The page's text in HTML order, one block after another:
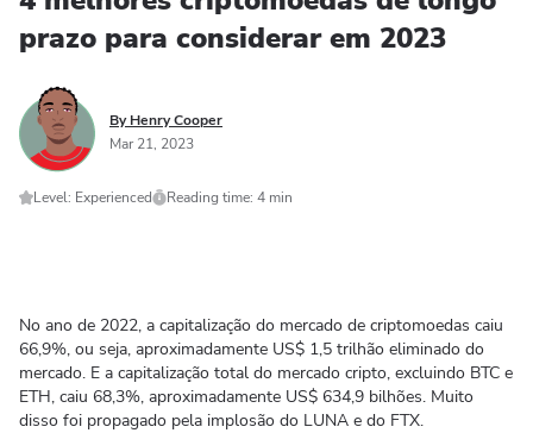
prazo para considerar em 2023
By Henry Cooper
Mar 21, 2023
Level: Experienced Reading time: 4 min
No ano de 2022, a capitalização do mercado de criptomoedas caiu
66,9%, ou seja, aproximadamente US$ 1,5 trilhão eliminado do
mercado. E a capitalização total do mercado cripto, excluindo BTC e
ETH, caiu 68,3%, aproximadamente US$ 634,9 bilhões. Muito
disso foi propagado pela implosão do LUNA e do FTX.